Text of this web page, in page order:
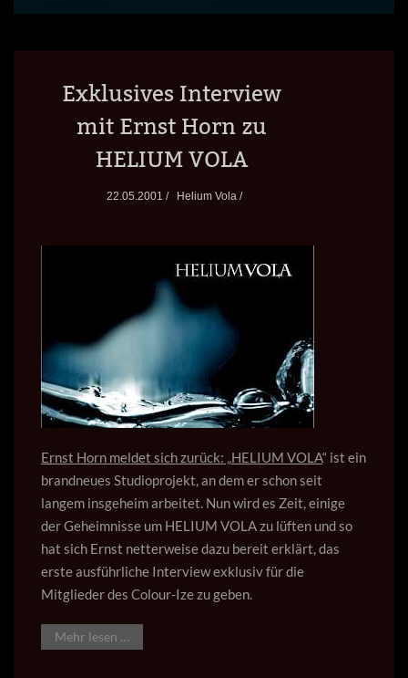
Exklusives Interview
mit Ernst Horn zu
HELIUM VOLA
22.05.2001 / Helium Vola /
Ernst Horn meldet sich zurück: „HELIUM VOLA“ ist ein
brandneues Studioprojekt, an dem er schon seit
langem insgeheim arbeitet. Nun wird es Zeit, einige
der Geheimnisse um HELIUM VOLA zu lüften und so
hat sich Ernst netterweise dazu bereit erklärt, das
erste ausführliche Interview exklusiv für die
Mitglieder des Colour-Ize zu geben.
Mehr lesen …